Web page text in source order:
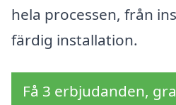
hela processen, från
färdig installation.
Få 3 erbjudanden,